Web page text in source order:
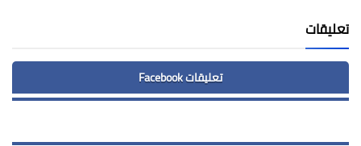
تعليقات
تعليقات Facebook